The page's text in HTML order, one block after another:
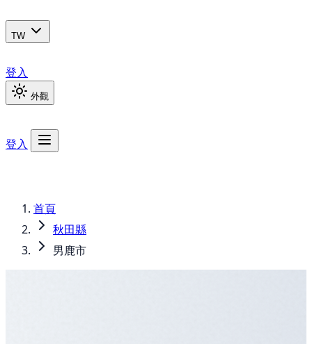
TW
登入
外觀
登入
首頁
秋田縣
男鹿市